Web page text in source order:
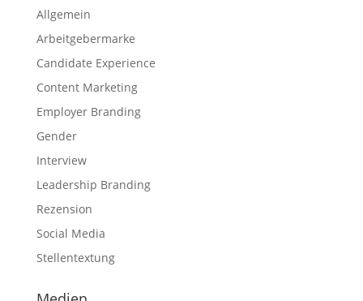
Allgemein
Arbeitgebermarke
Candidate Experience
Content Marketing
Employer Branding
Gender
Interview
Leadership Branding
Rezension
Social Media
Stellentextung